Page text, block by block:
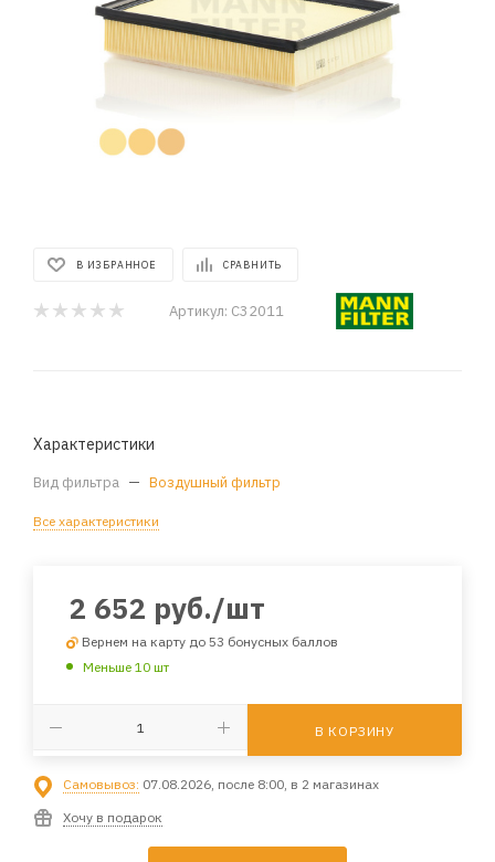
В ИЗБРАННОЕ СРАВНИТЬ
Артикул: C32011
Характеристики
Вид фильтра — Воздушный фильтр
Все характеристики
2 652 руб./шт
Вернем на карту до 53 бонусных баллов
Меньше 10 шт
В КОРЗИНУ
Самовывоз: 07.08.2026, после 8:00, в 2 магазинах
Хочу в подарок